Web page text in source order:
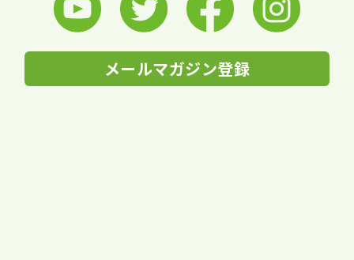
メールマガジン登録